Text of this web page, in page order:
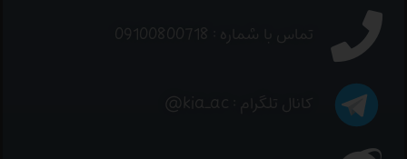
تماس با شماره : 09100800718
کانال تلگرام : kia_ac@